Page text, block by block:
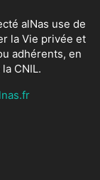
alNas use de
la Vie privée et
adhérents, en
CNIL.